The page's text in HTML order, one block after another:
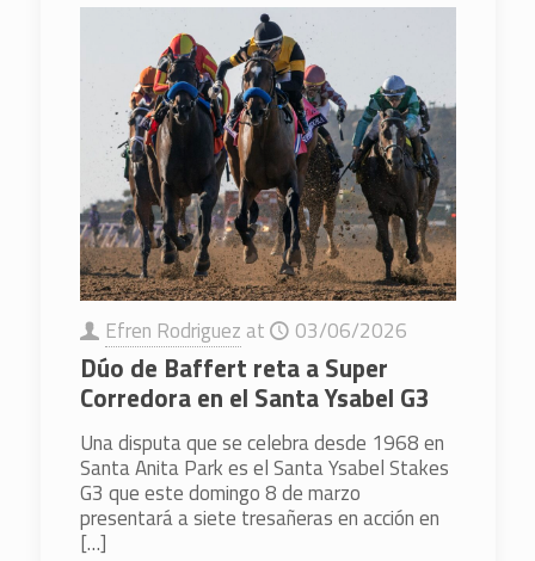
Efren Rodriguez at 03/06/2026
Dúo de Baffert reta a Super
Corredora en el Santa Ysabel G3
Una disputa que se celebra desde 1968 en
Santa Anita Park es el Santa Ysabel Stakes
G3 que este domingo 8 de marzo
presentará a siete tresañeras en acción en
[…]